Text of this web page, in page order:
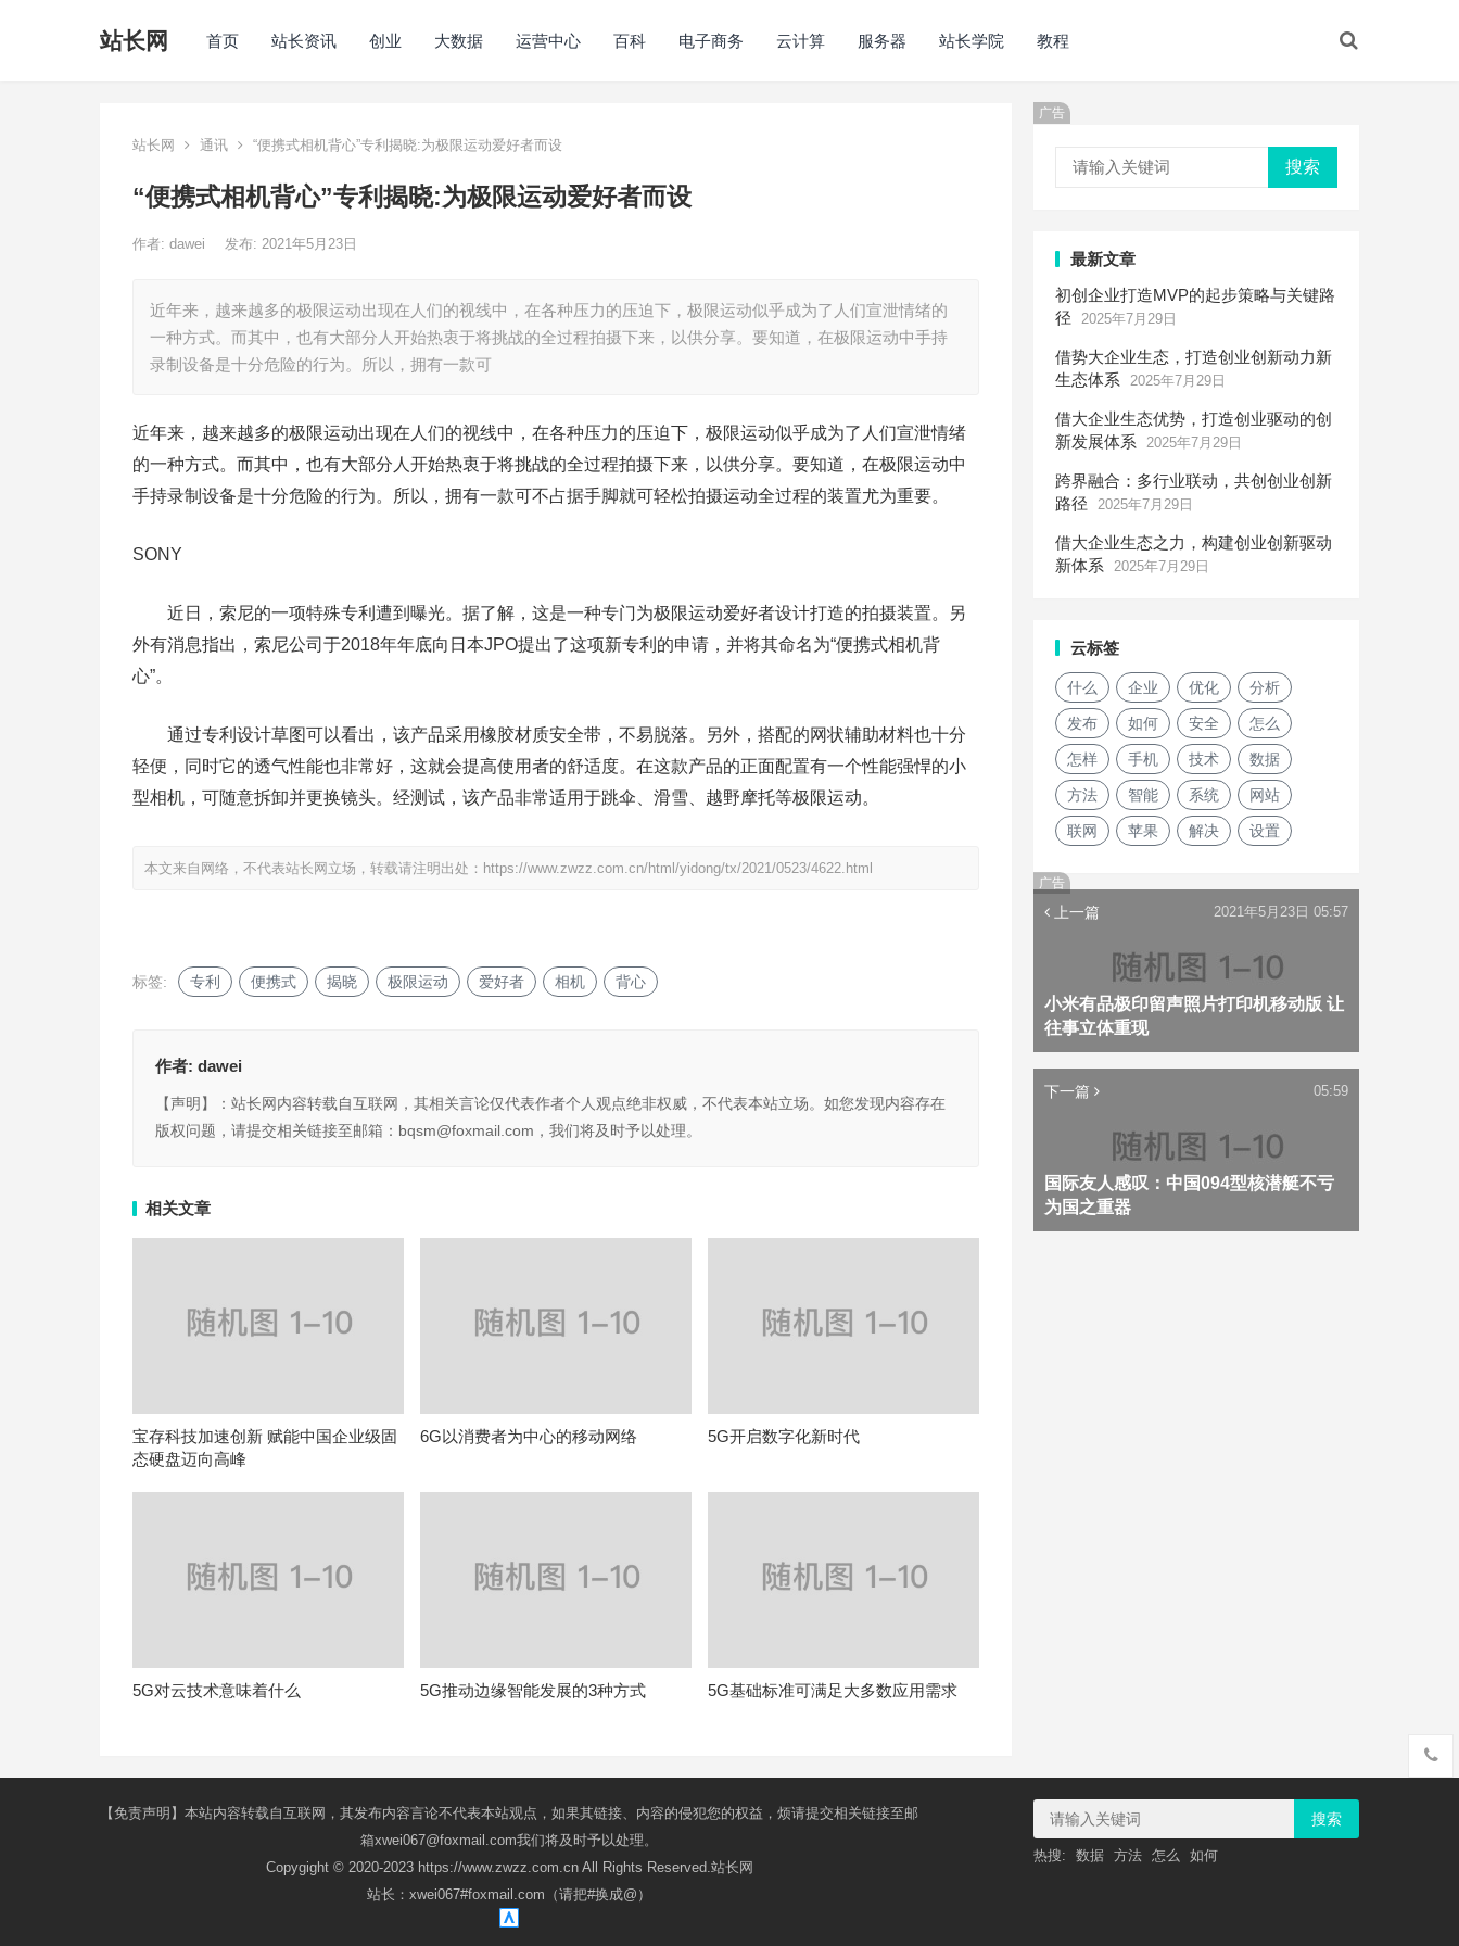
站长网 首页 站长资讯 创业 大数据 运营中心 百科 电子商务 云计算 服务器 站长学院 教程
站长网 通讯 “便携式相机背心”专利揭晓:为极限运动爱好者而设
“便携式相机背心”专利揭晓:为极限运动爱好者而设
作者: dawei 发布: 2021年5月23日
近年来，越来越多的极限运动出现在人们的视线中，在各种压力的压迫下，极限运动似乎成为了人们宣泄情绪的
一种方式。而其中，也有大部分人开始热衷于将挑战的全过程拍摄下来，以供分享。要知道，在极限运动中手持
录制设备是十分危险的行为。所以，拥有一款可
近年来，越来越多的极限运动出现在人们的视线中，在各种压力的压迫下，极限运动似乎成为了人们宣泄情绪
的一种方式。而其中，也有大部分人开始热衷于将挑战的全过程拍摄下来，以供分享。要知道，在极限运动中
手持录制设备是十分危险的行为。所以，拥有一款可不占据手脚就可轻松拍摄运动全过程的装置尤为重要。
SONY
近日，索尼的一项特殊专利遭到曝光。据了解，这是一种专门为极限运动爱好者设计打造的拍摄装置。另
外有消息指出，索尼公司于2018年年底向日本JPO提出了这项新专利的申请，并将其命名为“便携式相机背
心”。
通过专利设计草图可以看出，该产品采用橡胶材质安全带，不易脱落。另外，搭配的网状辅助材料也十分
轻便，同时它的透气性能也非常好，这就会提高使用者的舒适度。在这款产品的正面配置有一个性能强悍的小
型相机，可随意拆卸并更换镜头。经测试，该产品非常适用于跳伞、滑雪、越野摩托等极限运动。
本文来自网络，不代表站长网立场，转载请注明出处： https://www.zwzz.com.cn/html/yidong/tx/2021/0523/4622.html
标签: 专利 便携式 揭晓 极限运动 爱好者 相机 背心
作者: dawei
【声明】：站长网内容转载自互联网，其相关言论仅代表作者个人观点绝非权威，不代表本站立场。如您发现内容存在
版权问题，请提交相关链接至邮箱：bqsm@foxmail.com，我们将及时予以处理。
相关文章
宝存科技加速创新 赋能中国企业级固
态硬盘迈向高峰
6G以消费者为中心的移动网络 5G开启数字化新时代
5G对云技术意味着什么 5G推动边缘智能发展的3种方式 5G基础标准可满足大多数应用需求
广告
搜索
最新文章
初创企业打造MVP的起步策略与关键路
径
2025年7月29日
借势大企业生态，打造创业创新动力新
生态体系
2025年7月29日
借大企业生态优势，打造创业驱动的创
新发展体系
2025年7月29日
跨界融合：多行业联动，共创创业创新
路径
2025年7月29日
借大企业生态之力，构建创业创新驱动
新体系
2025年7月29日
云标签
什么 企业 优化 分析
发布 如何 安全 怎么
怎样 手机 技术 数据
方法 智能 系统 网站
联网 苹果 解决 设置
广告
上一篇
小米有品极印留声照片打印机移动版 让
往事立体重现
2021年5月23日 05:57
下一篇
国际友人感叹：中国094型核潜艇不亏
为国之重器
05:59
【免责声明】本站内容转载自互联网，其发布内容言论不代表本站观点，如果其链接、内容的侵犯您的权益，烦请提交相关链接至邮
箱xwei067@foxmail.com我们将及时予以处理。
Copygight © 2020-2023 https://www.zwzz.com.cn All Rights Reserved.站长网
站长：xwei067#foxmail.com（请把#换成@）
搜索
热搜: 数据 方法 怎么 如何